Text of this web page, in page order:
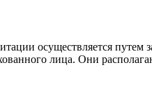
осуществляется
лица. Они